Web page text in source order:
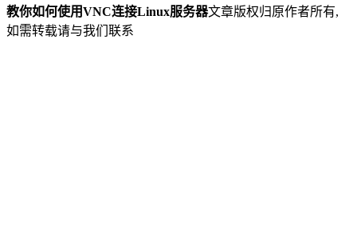
教你如何使用VNC连接Linux服务器文章版权归原作者所有,
如需转载请与我们联系